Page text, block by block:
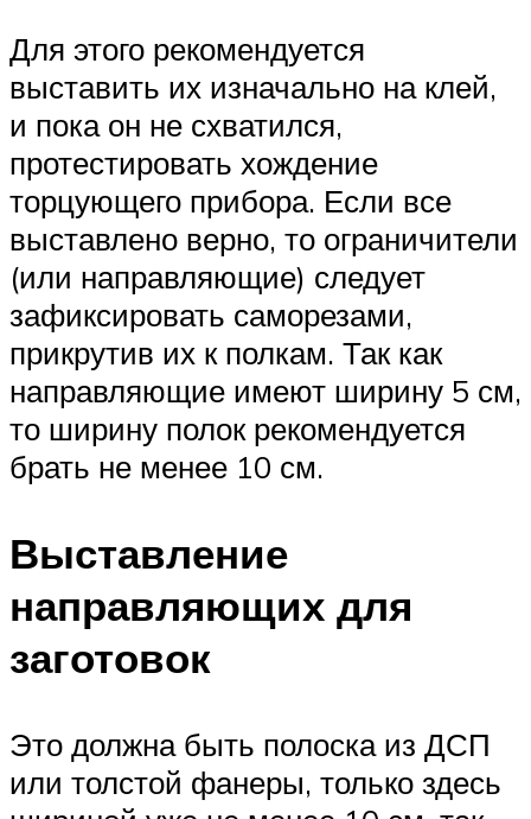
Для этого рекомендуется
выставить их изначально на клей,
и пока он не схватился,
протестировать хождение
торцующего прибора. Если все
выставлено верно, то ограничители
(или направляющие) следует
зафиксировать саморезами,
прикрутив их к полкам. Так как
направляющие имеют ширину 5 см,
то ширину полок рекомендуется
брать не менее 10 см.
Выставление
направляющих для
заготовок
Это должна быть полоска из ДСП
или толстой фанеры, только здесь